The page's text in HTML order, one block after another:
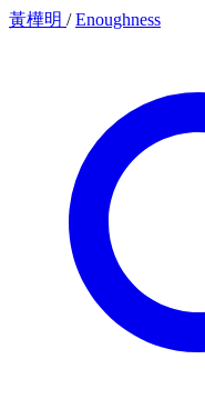
黃樺明 / Enoughness